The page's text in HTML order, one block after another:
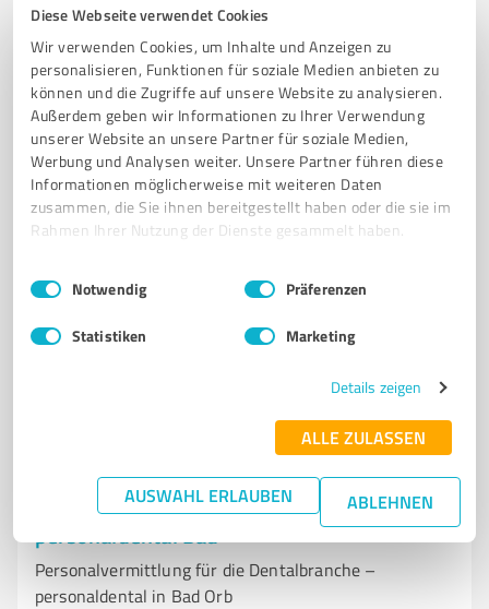
Diese Webseite verwendet Cookies
Wir verwenden Cookies, um Inhalte und Anzeigen zu
personalisieren, Funktionen für soziale Medien anbieten zu
können und die Zugriffe auf unsere Website zu analysieren.
Außerdem geben wir Informationen zu Ihrer Verwendung
unserer Website an unsere Partner für soziale Medien,
Werbung und Analysen weiter. Unsere Partner führen diese
Informationen möglicherweise mit weiteren Daten
zusammen, die Sie ihnen bereitgestellt haben oder die sie im
Rahmen Ihrer Nutzung der Dienste gesammelt haben.
Impressum Datenschutzbestimmungen
Einwilligungsauswahl
Notwendig Präferenzen
Statistiken Marketing
Details zeigen
ALLE ZULASSEN
AUSWAHL ERLAUBEN ABLEHNEN
3,50 / 5,00
2Bewertungen (1 Quelle)
Sie möchten auch hier gelistet werden?
Registrieren Sie sich jetzt und werden Sie ein von
Beratung
personaldental Bad
Personalvermittlung für die Dentalbranche –
personaldental in Bad Orb